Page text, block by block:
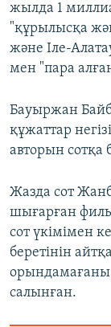
жылда 1
"құрылысқа
және Іле-
мен "пара
Бауыржан
құжаттар
авторын сотқа
Жазда сот
шығарған
сот үкімімен
беретінін
салынған.